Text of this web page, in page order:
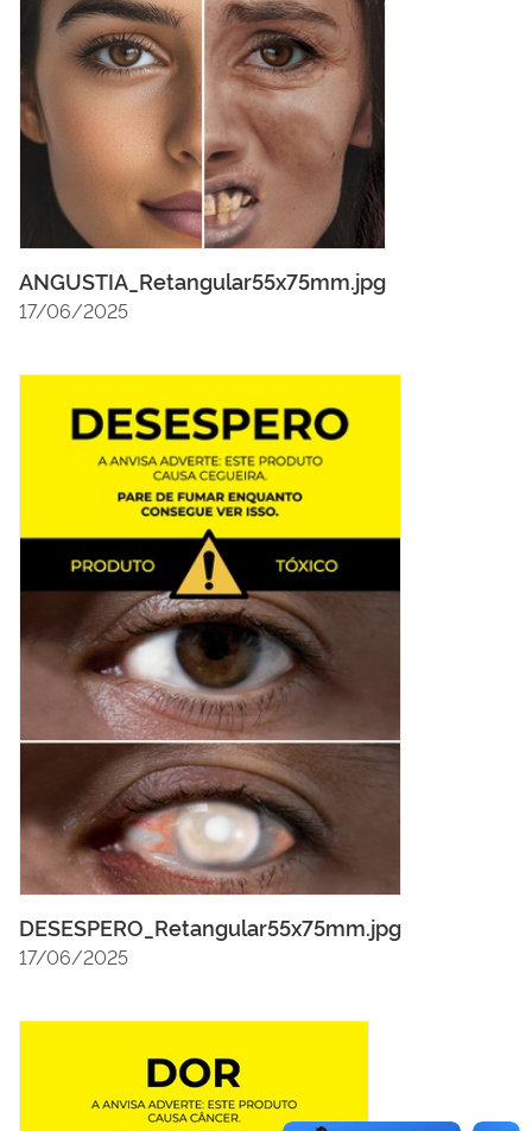
ANGUSTIA_Retangular55x75mm.jpg
17/06/2025
DESESPERO_Retangular55x75mm.jpg
17/06/2025